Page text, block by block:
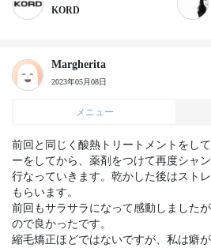
KORD
Margherita
2023年05月08日
メニュー
前回と同じく酸熱トリートメントをし
ーをしてから、薬剤をつけて再度シャ
行なっていきます。乾かした後はスト
もらいます。
前回もサラサラになって感動しました
ので良かったです。
縮毛矯正ほどではないですが、私は癖